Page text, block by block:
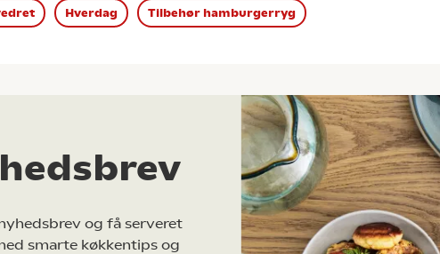
Hverdag Tilbehør hamburgerryg
og få serveret
smarte køkkentips og